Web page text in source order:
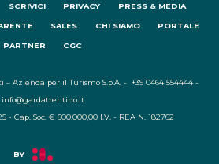
SCRIVICI PRIVACY PRESS & MEDIA
SALES CHI SIAMO PORTALE
PARTNER CGC
Azienda per il Turismo S.p.A. - +39 0464 554444 -
info@gardatrentino.it
- Cap. Soc. € 600.000,00 I.V. - REA N. 182762